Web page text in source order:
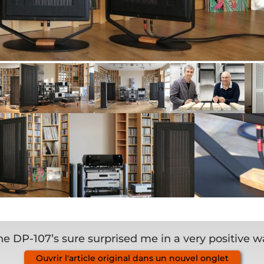
DP-107’s sure surprised me in a very positive
Ouvrir l'article original dans un nouvel onglet